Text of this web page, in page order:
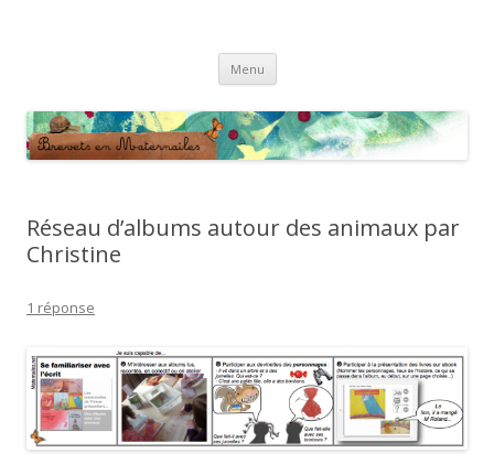
Menu Aller
contenu
Réseau d’albums autour des animaux par
Christine
1 réponse